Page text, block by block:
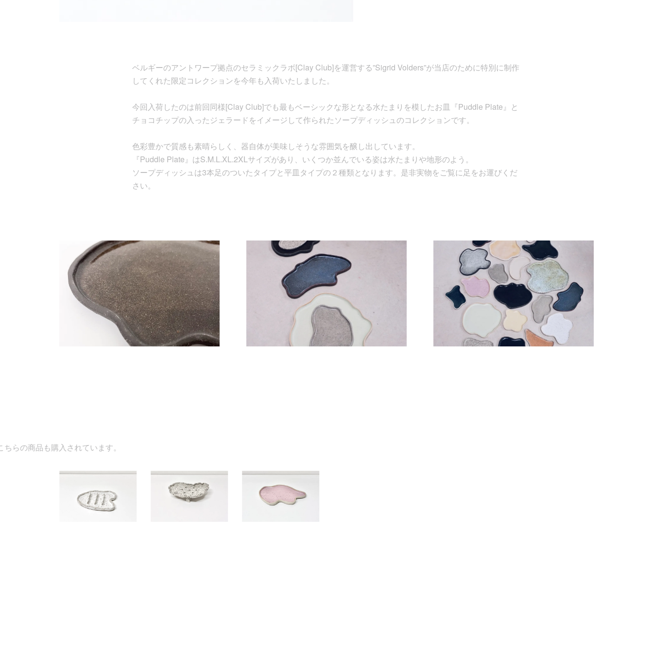
ベルギーのアントワープ拠点のセラミックラボ[Clay Club]を運営する”Sigrid Volders”が当店のために特別に制作
してくれた限定コレクションを今年も入荷いたしました。
今回入荷したのは前回同様[Clay Club]でも最もベーシックな形となる水たまりを模したお皿『Puddle Plate』と
チョコチップの入ったジェラードをイメージして作られたソープディッシュのコレクションです。
色彩豊かで質感も素晴らしく、器自体が美味しそうな雰囲気を醸し出しています。
『Puddle Plate』はS.M.L.XL.2XLサイズがあり、いくつか並んでいる姿は水たまりや地形のよう。
ソープディッシュは3本足のついたタイプと平皿タイプの２種類となります。是非実物をご覧に足をお運びくだ
さい。
されています。